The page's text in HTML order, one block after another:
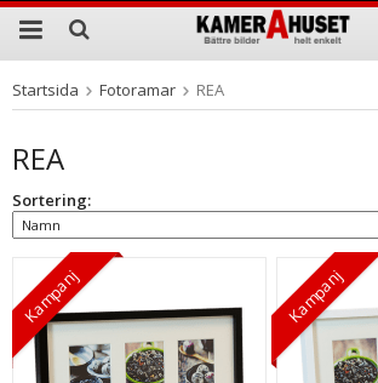
Produkten har blivit tillagd i
Startsida Fotoramar REA
REA
Sortering:
Kampanj Kampanj